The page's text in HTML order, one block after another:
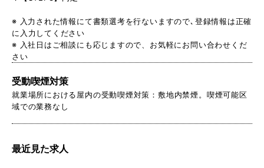
※ 入力された情報にて書類選考を行ないますので､登録情報は正確
に入力してください
※ 入社日はご相談にも応じますので、お気軽にお問い合わせくだ
さい
受動喫煙対策
就業場所における屋内の受動喫煙対策：敷地内禁煙。喫煙可能区
域での業務なし
最近見た求人